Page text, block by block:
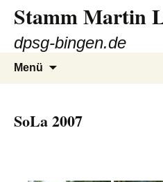
Inhalt
springen
Stamm Martin
dpsg-bingen.de
Menü
SoLa 2007